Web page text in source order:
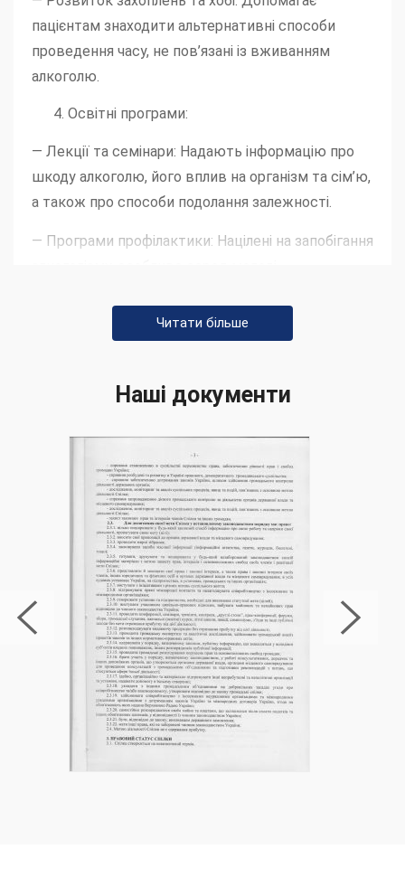
пацієнтам знаходити альтернативні способи
проведення часу, не пов’язані із вживанням
алкоголю.
Освітні програми:
— Лекції та семінари: Надають інформацію про
шкоду алкоголю, його вплив на організм та сім’ю,
а також про способи подолання залежності.
— Програми профілактики: Націлені на запобігання
Інноваційні методи:
— Арт-терапія та музикотерапія:
емоцій та переживань без слів.
емоційного балансу та управління стресом.
Кожен із цих методів робить свій внесок у
комплексне лікування алкоголізму в Боярці,
пропонуючи пацієнтам різноманітні інструменти
для відновлення та підтримання тверезого
способу життя.
Процес вступу в Клініку
Боярка
Процес надходження доМАА з лікування
алкоголізму в Боярцідля лікування
Читати більше
Наші документи